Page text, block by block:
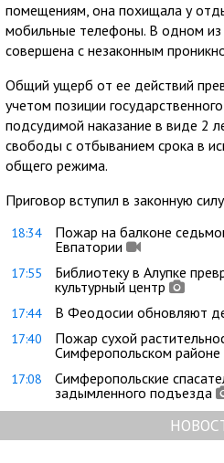
помещениям, она похищала у
мобильные телефоны. В одном
совершена с незаконным
Общий ущерб от ее действий
учетом позиции
подсудимой наказание в виде 2
свободы с отбыванием срока в
общего режима.
Приговор вступил в законную
18:34
Пожар на балконе
Евпатории
17:55
Библиотеку в Алупке
культурный центр
17:44 В Феодосии обновляют
17:40
Пожар сухой
Симферопольском районе
17:08
Симферопольские
задымленного подъезда